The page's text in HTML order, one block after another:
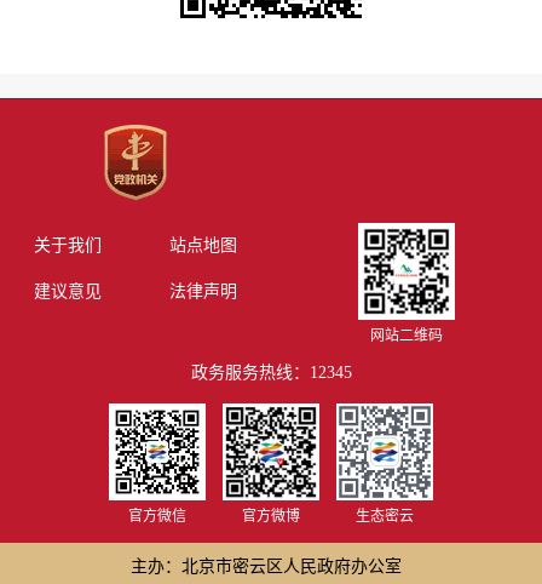
关于我们 站点地图
建议意见 法律声明
网站二维码
政务服务热线：12345
官方微信 官方微博 生态密云
主办：北京市密云区人民政府办公室